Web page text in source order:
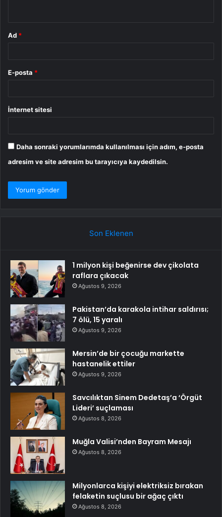
Ad *
E-posta *
İnternet sitesi
Daha sonraki yorumlarımda kullanılması için adım, e-posta
adresim ve site adresim bu tarayıcıya kaydedilsin.
Son Eklenen
1 milyon kişi beğenirse dev çikolata
raflara çıkacak
Ağustos 9, 2026
Pakistan’da karakola intihar saldırısı;
7 ölü, 15 yaralı
Ağustos 9, 2026
Mersin’de bir çocuğu markette
hastanelik ettiler
Ağustos 9, 2026
Savcılıktan Sinem Dedetaş’a ‘Örgüt
Lideri’ suçlaması
Ağustos 8, 2026
Muğla Valisi’nden Bayram Mesajı
Ağustos 8, 2026
Milyonlarca kişiyi elektriksiz bırakan
felaketin suçlusu bir ağaç çıktı
Ağustos 8, 2026